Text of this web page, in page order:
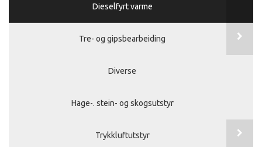
Dieselfyrt varme
Tre- og gipsbearbeiding
Diverse
Hage-. stein- og skogsutstyr
Trykkluftutstyr